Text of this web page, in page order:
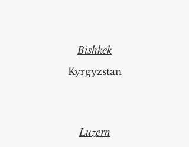
Bishkek
Kyrgyzstan
Luzern